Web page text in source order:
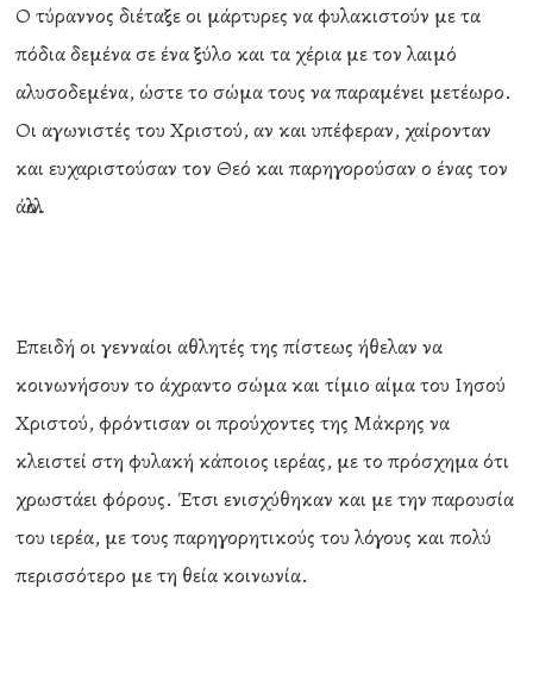
Ο τύραννος διέταξε οι μάρτυρες να φυλακιστούν με τα
πόδια δεμένα σε ένα ξύλο και τα χέρια με τον λαιμό
αλυσοδεμένα, ώστε το σώμα τους να παραμένει μετέωρο.
Οι αγωνιστές του Χριστού, αν και υπέφεραν, χαίρονταν
και ευχαριστούσαν τον Θεό και παρηγορούσαν ο ένας τον
άλλο.
Επειδή οι γενναίοι αθλητές της πίστεως ήθελαν να
κοινωνήσουν το άχραντο σώμα και τίμιο αίμα του Ιησού
Χριστού, φρόντισαν οι προύχοντες της Μάκρης να
κλειστεί στη φυλακή κάποιος ιερέας, με το πρόσχημα ότι
χρωστάει φόρους. Έτσι ενισχύθηκαν και με την παρουσία
του ιερέα, με τους παρηγορητικούς του λόγους και πολύ
περισσότερο με τη θεία κοινωνία.